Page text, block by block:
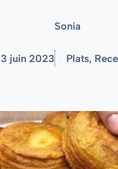
Sonia
3 juin 2023 Plats,